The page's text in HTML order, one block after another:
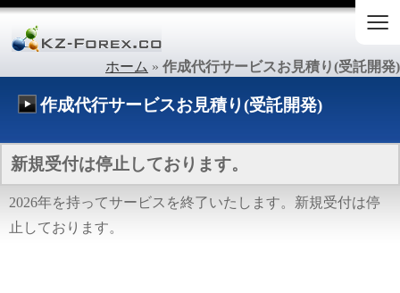
≡
ホーム » 作成代行サービスお見積り(受託開発)
作成代行サービスお見積り(受託開発)
新規受付は停止しております。
2026年を持ってサービスを終了いたします。新規受付は停
止しております。